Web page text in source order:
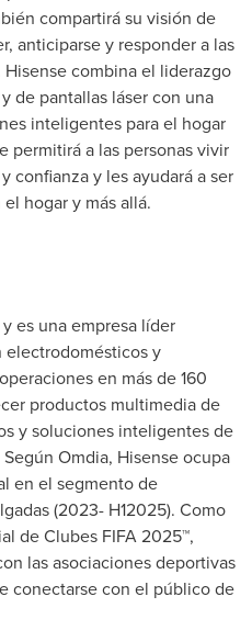
compartirá su visión de
anticiparse y responder a las
combina el liderazgo
de pantallas láser con una
inteligentes para el hogar
permitirá a las personas vivir
confianza y les ayudará a ser
hogar y más allá.
es una empresa líder
y
en más de 160
productos multimedia de
y soluciones inteligentes de
Omdia, Hisense ocupa
en el segmento de
(2023- H12025). Como
de Clubes FIFA 2025™,
las asociaciones deportivas
conectarse con el público de